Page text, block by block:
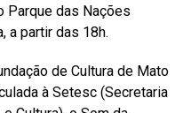
Parque das Nações
a partir das 18h.
de Cultura de Mato
à Setesc (Secretaria